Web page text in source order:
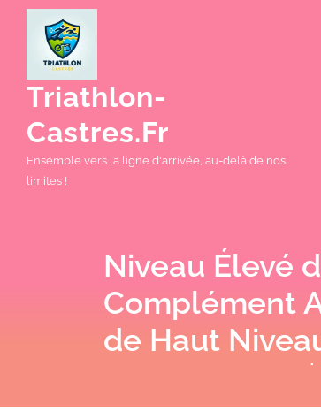
Triathlon-
Castres.fr
Ensemble vers la ligne d'arrivée, au-delà de nos
limites !
Niveau Élevé
Complément
de Haut